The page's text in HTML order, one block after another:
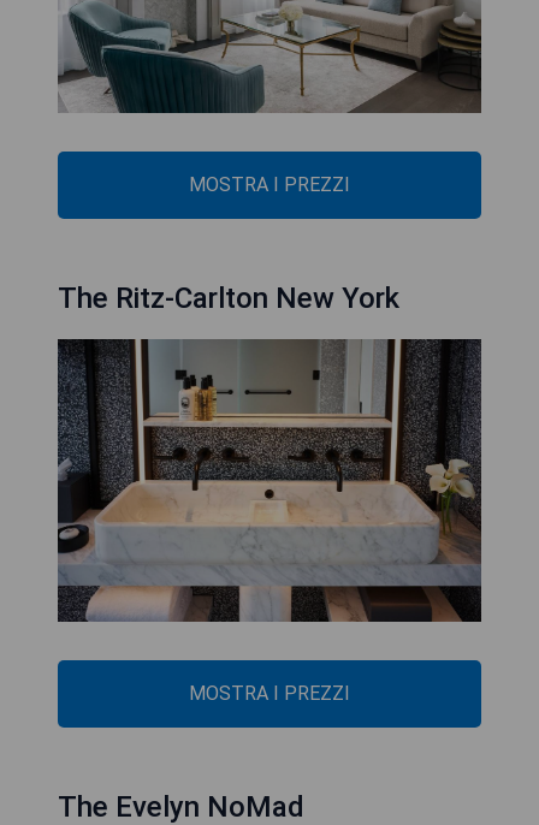
MOSTRA I PREZZI
The Ritz-Carlton New York
MOSTRA I PREZZI
The Evelyn NoMad